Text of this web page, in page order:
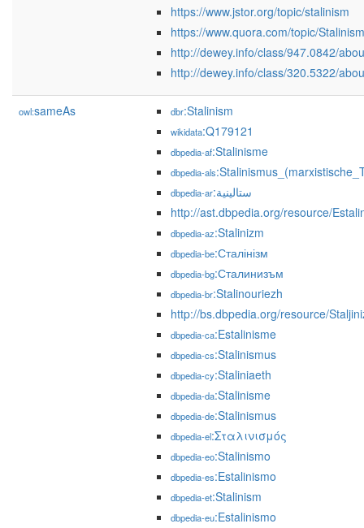
https://www.jstor.org/topic/stalinism
https://www.quora.com/topic/Stalinism
http://dewey.info/class/947.0842/
http://dewey.info/class/320.5322/
owl:sameAs dbr:Stalinism
wikidata:Q179121
dbpedia-af:Stalinisme
dbpedia-als
dbpedia-ar :ستالينية
http://ast.dbpedia.org/resource/
dbpedia-az:Stalinizm
dbpedia-be:Сталінізм
dbpedia-bg:Сталинизъм
dbpedia-br:Stalinouriezh
http://bs.dbpedia.org/resource/
dbpedia-ca:Estalinisme
dbpedia-cs:Stalinismus
dbpedia-cy:Staliniaeth
dbpedia-da:Stalinisme
dbpedia-de:Stalinismus
dbpedia-el:Σταλινισμός
dbpedia-eo:Stalinismo
dbpedia-es:Estalinismo
dbpedia-et:Stalinism
dbpedia-eu:Estalinismo